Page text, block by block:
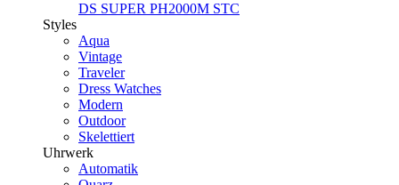
DS SUPER PH2000M STC
Styles
Aqua
Vintage
Traveler
Dress Watches
Modern
Outdoor
Skelettiert
Uhrwerk
Automatik